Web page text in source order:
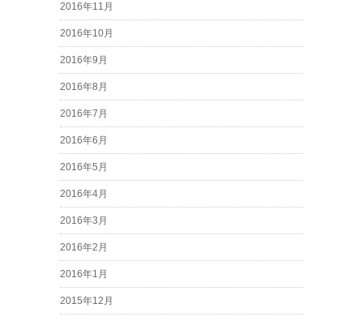
2016年11月
2016年10月
2016年9月
2016年8月
2016年7月
2016年6月
2016年5月
2016年4月
2016年3月
2016年2月
2016年1月
2015年12月